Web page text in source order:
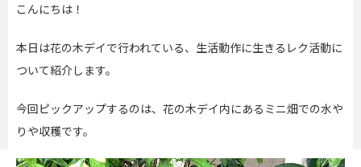
こんにちは！
本日は花の木デイで行われている、生活動作に生きるレク活動に
ついて紹介します。
今回ピックアップするのは、花の木デイ内にあるミニ畑での水や
りや収穫です。